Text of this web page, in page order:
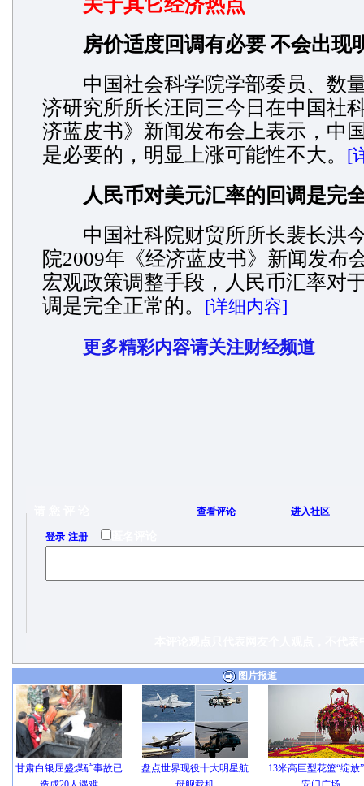
房价适度回调有必要 不会出现
中国社会科学院学部委员、数
济研究所所长汪同三今日在中国社
济蓝皮书》新闻发布会上表示，中
是必要的，明显上涨可能性不大。
[
人民币对美元汇率的回调是完
中国社科院财贸所所长裴长洪
院2009年《经济蓝皮书》新闻发布
宏观政策调整手段，人民币汇率对
调是完全正常的。
[详细内容]
更多精彩内容请关注财经频道
查看评论 进入社区
登录/ 注册 匿名评论
图片报道
甘肃白银屈盛煤矿事故已
盘点世界现役十大明星航
13米高巨型花篮“绽放